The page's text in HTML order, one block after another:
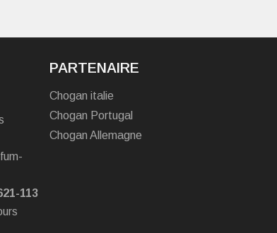
113
PARTENAIRE
Chogan italie
Chogan Portugal
Chogan Allemagne